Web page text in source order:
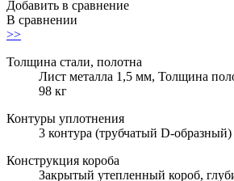
Добавить в сравнение
В сравнении
>>
Толщина стали, полотна
Лист металла 1,5 мм, Толщина
98 кг
Контуры уплотнения
3 контура (трубчатый D-
Конструкция короба
Закрытый утепленный короб,